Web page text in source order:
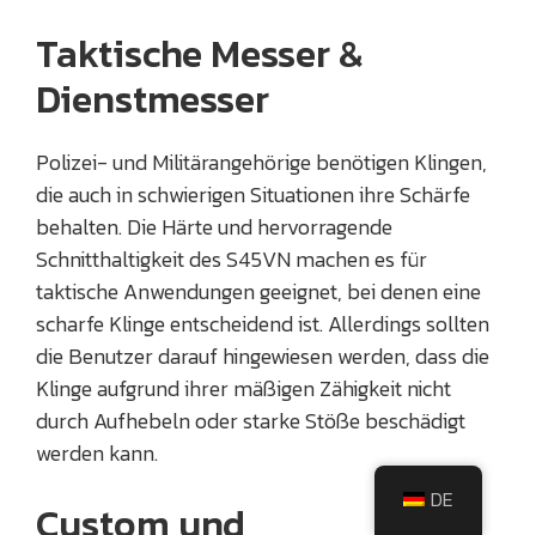
Taktische Messer &
Dienstmesser
Polizei- und Militärangehörige benötigen Klingen,
die auch in schwierigen Situationen ihre Schärfe
behalten. Die Härte und hervorragende
Schnitthaltigkeit des S45VN machen es für
taktische Anwendungen geeignet, bei denen eine
scharfe Klinge entscheidend ist. Allerdings sollten
die Benutzer darauf hingewiesen werden, dass die
Klinge aufgrund ihrer mäßigen Zähigkeit nicht
durch Aufhebeln oder starke Stöße beschädigt
werden kann.
DE